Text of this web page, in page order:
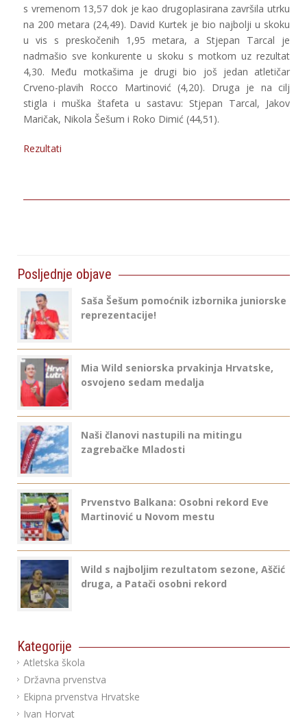
s vremenom 13,57 dok je kao drugoplasirana završila utrku
na 200 metara (24,49). David Kurtek je bio najbolji u skoku
u vis s preskočenih 1,95 metara, a Stjepan Tarcal je
nadmašio sve konkurente u skoku s motkom uz rezultat
4,30. Među motkašima je drugi bio još jedan atletičar
Crveno-plavih Rocco Martinović (4,20). Druga je na cilj
stigla i muška štafeta u sastavu: Stjepan Tarcal, Jakov
Maričak, Nikola Šešum i Roko Dimić (44,51).
Rezultati
Posljednje objave
Saša Šešum pomoćnik izbornika juniorske
reprezentacije!
Mia Wild seniorska prvakinja Hrvatske,
osvojeno sedam medalja
Naši članovi nastupili na mitingu
zagrebačke Mladosti
Prvenstvo Balkana: Osobni rekord Eve
Martinović u Novom mestu
Wild s najboljim rezultatom sezone, Aščić
druga, a Patači osobni rekord
Kategorije
Atletska škola
Državna prvenstva
Ekipna prvenstva Hrvatske
Ivan Horvat